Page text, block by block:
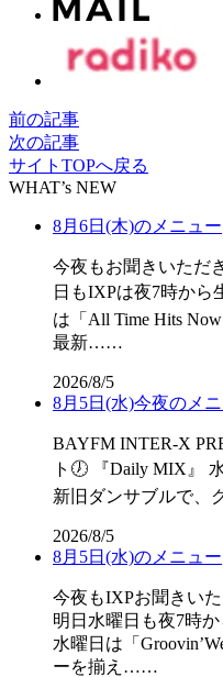
前の記事
次の記事
サイトTOPへ戻る
WHAT’s NEW
8月6日(木)のメニュー
今夜もお聞きいただ
日もIXPは夜7時から
は「All Time Hits
最新……
2026/8/5
8月5日(水)今夜のメ
BAYFM INTER-X
ト🕖 『Daily MIX』
新旧ダンサブルで
2026/8/5
8月5日(水)のメニュー
今夜もIXPお聞きい
明日水曜日も夜7時
水曜日は「
ーを揃え……